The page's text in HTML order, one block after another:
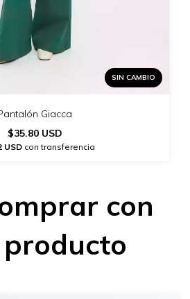
SIN CAMBIO
Giacca
$35.80 USD
USDcon transferencia
con